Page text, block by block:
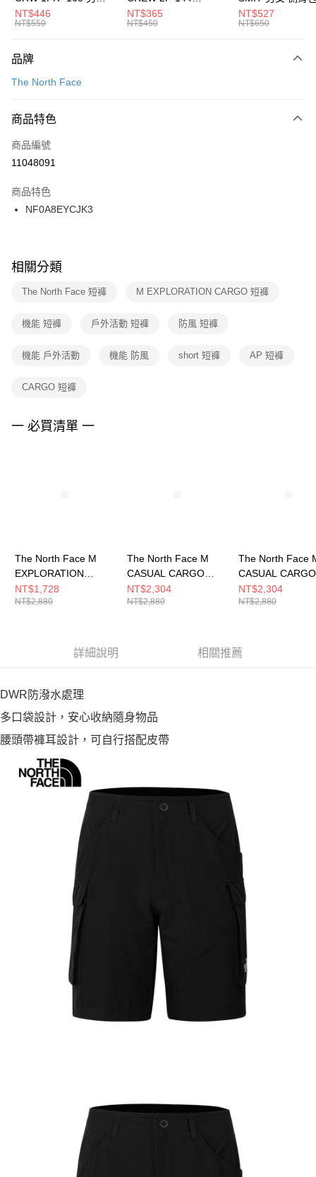
元大商業銀行
台灣樂天信用卡公司
AFTEE先享後付
【關於「AFTEE先享後付」】
便利好安心！
３．安心：先確認商品／服務後，再付款。
【「AFTEE先享後付」結帳流程】
１．於結帳方式選擇「AFTEE先享後付」後，將跳轉至「AFTEE先享後付」
２．訂單成立數日內，您將收到繳費通知簡訊。
３．收到繳費通知簡訊後14天內，點擊此簡訊中的連結，可透過四大超商／
ATM／網路銀行／等多元方式進行付款，方視為交易完成。
※ 交易是否成功請以「AFTEE先享後付 」之結帳頁面顯示為準，若有關於
是否繳費成功／繳費後需取消欲退款等相關疑問，請聯繫「AFTEE先享後付
客戶支援中心」https://netprotections.freshdesk.com/support/home
１．透過由恩沛科技股份有限公司提供之「AFTEE先享後付」服務完成之交
權轉讓予恩沛科技股份有限公司。
３．未成年的使用者請事先徵得法定代理人或監護人之同意方可使用
４．使用「AFTEE先享後付」時，將依據個別帳號之用戶狀況，依本公司即
運送方式
每筆NT$100，滿NT$1,500(含以上)免運費
宅配
每筆NT$100，滿NT$1,500(含以上)免運費
付款後門市自取
每筆NT$100，滿NT$1,500(含以上)免運費
中統襪 FZ3393100
NT$446
NT$550
EMBRDY 男女 短統襪
FZ3073133
NT$365
NT$450
BA5871010
NT$527
NT$650
品牌
The North Face
商品特色
商品編號
11048091
商品特色
NF0A8EYCJK3
相關分類
The North Face 短褲 M EXPLORATION CARGO 短褲
機能 短褲 戶外活動 短褲 防風 短褲
機能 戶外活動 機能 防風 short 短褲 AP 短褲
CARGO 短褲
一 必買清單 一
The North Face M
EXPLORATION
CARGO SHORT - AP
男 短褲
NT$1,728
NT$2,880
The North Face M
CASUAL CARGO
SHORT - AP 男 短褲
NF0A8G010UZ
NT$2,304
NT$2,880
The North Face
CASUAL CARGO
SHORT - AP 男
NF0A8G01JK3
NT$2,304
NT$2,880
詳細說明 相關推薦
DWR防潑水處理
多口袋設計，安心收納隨身物品
腰頭帶褲耳設計，可自行搭配皮帶